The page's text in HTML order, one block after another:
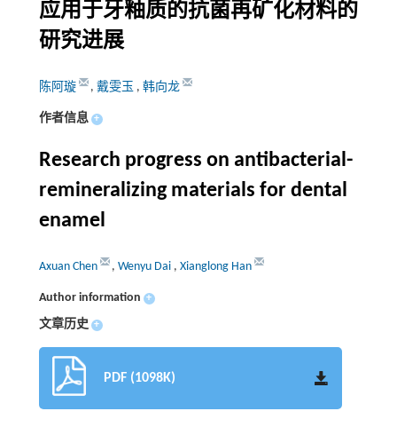
应用于牙釉质的抗菌再矿化材料的
研究进展
陈阿璇 , 戴雯玉 , 韩向龙
作者信息 +
Research progress on antibacterial-
remineralizing materials for dental
enamel
Axuan Chen , Wenyu Dai , Xianglong Han
Author information +
文章历史 +
PDF (1098K)